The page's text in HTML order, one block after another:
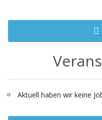
Aktuell haben wir keine